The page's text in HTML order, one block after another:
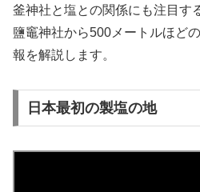
釜神社と塩との関係にも注目す
鹽竈神社から500メートルほど
報を解説します。
日本最初の製塩の地